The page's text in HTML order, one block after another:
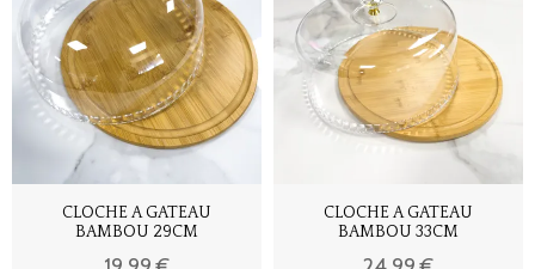
CLOCHE A GATEAU
BAMBOU 29CM
CLOCHE A GATEAU
BAMBOU 33CM